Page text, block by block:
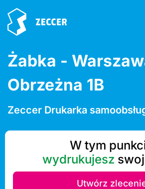
Żabka -
Obrzeżna 1B
Zeccer Drukarka
W tym
wydrukujesz
Utwórz